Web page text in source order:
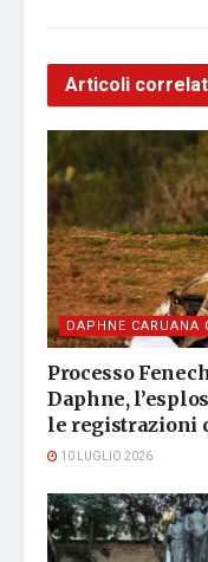
Articoli
DAPHNE CARUANA
Processo
Daphne,
le registrazioni
10 LUGLIO 2026